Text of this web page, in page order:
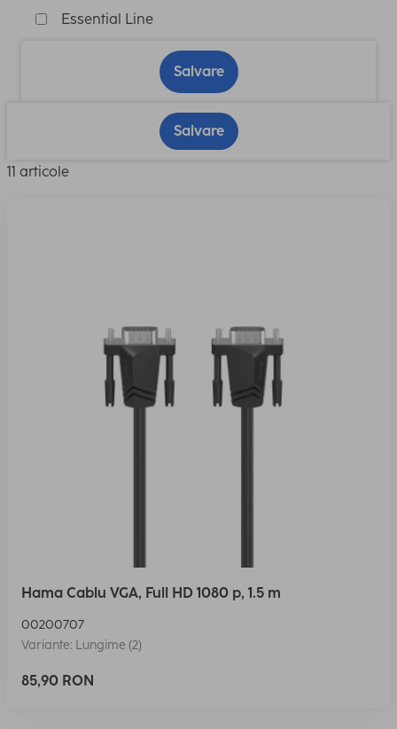
Essential Line
Salvare
Salvare
11 articole
Hama Cablu VGA, Full HD 1080 p, 1.5 m
00200707
Variante: Lungime (2)
85,90 RON